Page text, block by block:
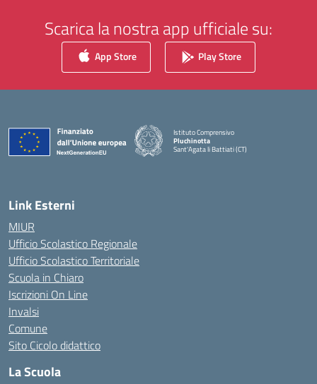
Scarica la nostra app ufficiale su:
App Store Play Store
Istituto Comprensivo
Pluchinotta
Sant'Agata li Battiati (CT)
— Visita la pagina iniziale della scuola
Link Esterni
MIUR
Ufficio Scolastico Regionale
Ufficio Scolastico Territoriale
Scuola in Chiaro
Iscrizioni On Line
Invalsi
Comune
Sito Cicolo didattico
La Scuola